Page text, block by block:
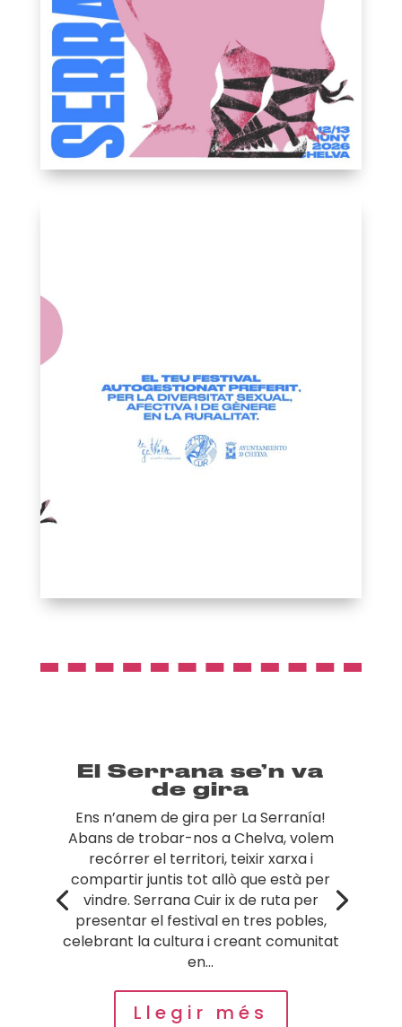
El Serrana se’n va
de gira
Ens n’anem de gira per La Serranía!
Abans de trobar-nos a Chelva, volem
recórrer el territori, teixir xarxa i
compartir juntis tot allò que està per
vindre. Serrana Cuir ix de ruta per
presentar el festival en tres pobles,
celebrant la cultura i creant comunitat
en...
Llegir més